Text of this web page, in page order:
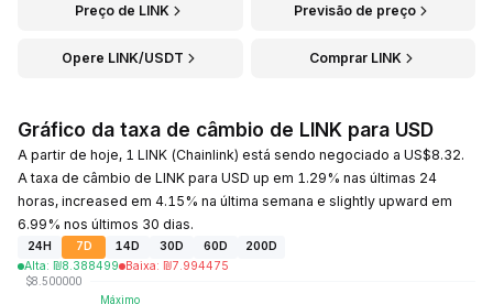
Preço de LINK Previsão de preço
Opere LINK/USDT Comprar LINK
Gráfico da taxa de câmbio de LINK para USD
A partir de hoje, 1 LINK (Chainlink) está sendo negociado a US$8.32.
A taxa de câmbio de LINK para USD up em 1.29% nas últimas 24
horas, increased em 4.15% na última semana e slightly upward em
6.99% nos últimos 30 dias.
24H 7D 14D 30D 60D
200D
Alta: ₪8.388499 Baixa: ₪7.994475